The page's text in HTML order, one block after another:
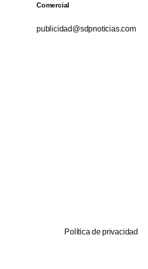
Comercial
publicidad@sdpnoticias.com
Política de privacidad